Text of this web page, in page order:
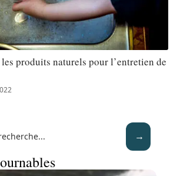
produits naturels pour l’entretien de